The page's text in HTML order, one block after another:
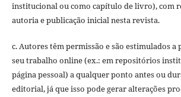
institucional ou como capítulo de livro), com
autoria e publicação inicial nesta revista.
c. Autores têm permissão e são estimulados
seu trabalho online (ex.: em repositórios
página pessoal) a qualquer ponto antes ou
editorial, já que isso pode gerar alterações